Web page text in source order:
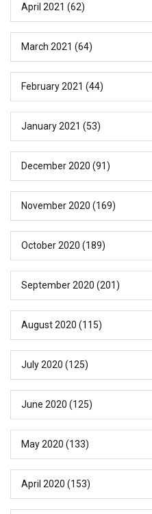
April 2021 (62)
March 2021 (64)
February 2021 (44)
January 2021 (53)
December 2020 (91)
November 2020 (169)
October 2020 (189)
September 2020 (201)
August 2020 (115)
July 2020 (125)
June 2020 (125)
May 2020 (133)
April 2020 (153)